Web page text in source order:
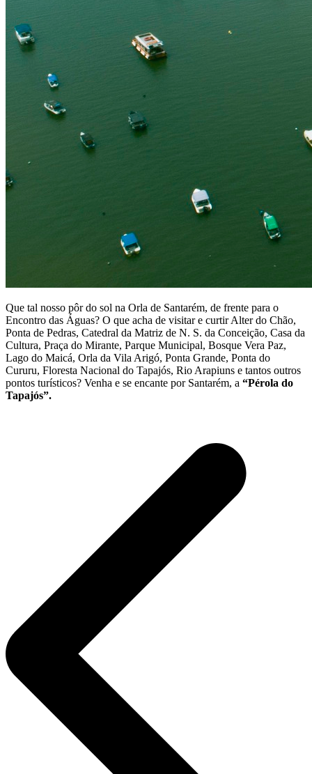
Que tal nosso pôr do sol na Orla de Santarém, de frente para o
Encontro das Águas? O que acha de visitar e curtir Alter do Chão,
Ponta de Pedras, Catedral da Matriz de N. S. da Conceição, Casa da
Cultura, Praça do Mirante, Parque Municipal, Bosque Vera Paz,
Lago do Maicá, Orla da Vila Arigó, Ponta Grande, Ponta do
Cururu, Floresta Nacional do Tapajós, Rio Arapiuns e tantos outros
pontos turísticos? Venha e se encante por Santarém, a “Pérola do
Tapajós”.